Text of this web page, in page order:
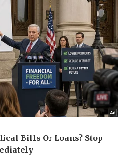
Giá vàng
Tiêu dùng